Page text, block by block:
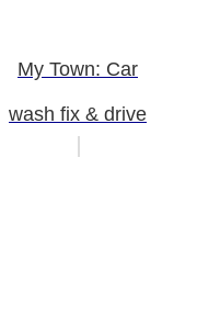
My Town: Car
wash fix & drive